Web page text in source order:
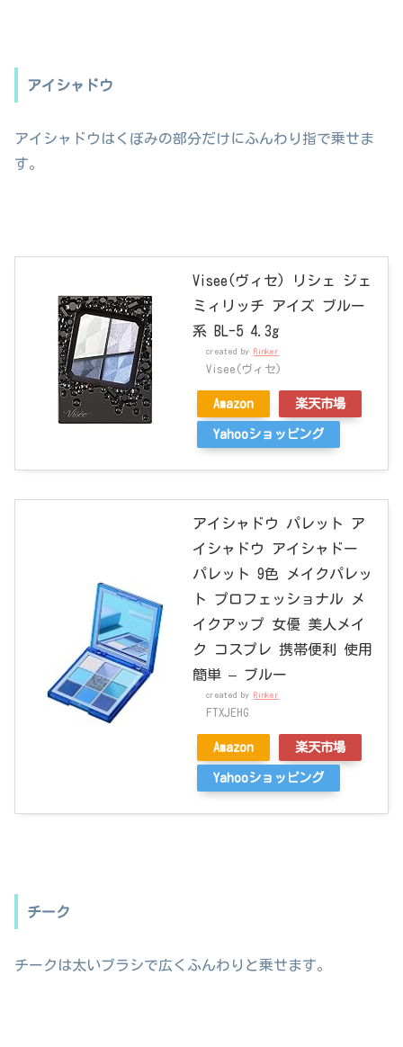
アイシャドウ
アイシャドウはくぼみの部分だけにふんわり指で乗せま
す。
Visee(ヴィセ) リシェ ジェ
ミィリッチ アイズ ブルー
系 BL-5 4.3g
created by Rinker
Visee(ヴィセ)
Amazon 楽天市場
Yahooショッピング
アイシャドウ パレット ア
イシャドウ アイシャドー
パレット 9色 メイクパレッ
ト プロフェッショナル メ
イクアップ 女優 美人メイ
ク コスプレ 携帯便利 使用
簡単 – ブルー
created by Rinker
FTXJEHG
Amazon 楽天市場
Yahooショッピング
チーク
チークは太いブラシで広くふんわりと乗せます。